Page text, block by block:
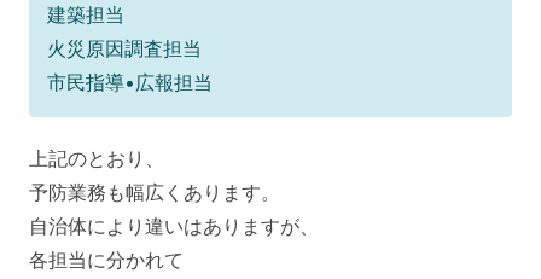
建築担当
火災原因調査担当
市民指導•広報担当
上記のとおり、
予防業務も幅広くあります。
自治体により違いはありますが、
各担当に分かれて